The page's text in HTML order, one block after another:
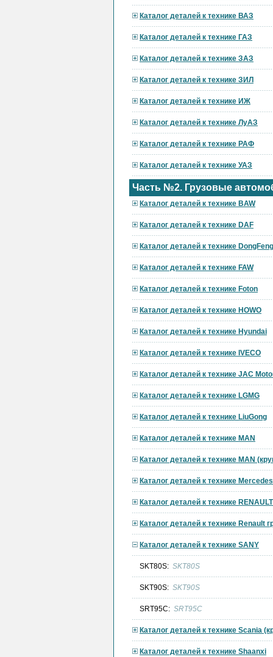
Каталог деталей к технике ВАЗ
Каталог деталей к технике ГАЗ
Каталог деталей к технике ЗАЗ
Каталог деталей к технике ЗИЛ
Каталог деталей к технике ИЖ
Каталог деталей к технике ЛуАЗ
Каталог деталей к технике РАФ
Каталог деталей к технике УАЗ
Часть №2. Грузовые
Каталог деталей к технике BAW
Каталог деталей к технике DAF
Каталог деталей к технике DongFeng
Каталог деталей к технике FAW
Каталог деталей к технике Foton
Каталог деталей к технике HOWO
Каталог деталей к технике Hyundai
Каталог деталей к технике IVECO
Каталог деталей к технике JAC
Каталог деталей к технике LGMG
Каталог деталей к технике LiuGong
Каталог деталей к технике MAN
Каталог деталей к технике MAN
Каталог деталей к технике
Каталог деталей к технике RENAULT
Каталог деталей к технике Renault
Каталог деталей к технике SANY
SKT80S: SKT80S
SKT90S: SKT90S
SRT95C: SRT95C
Каталог деталей к технике Scania
Каталог деталей к технике Shaanxi